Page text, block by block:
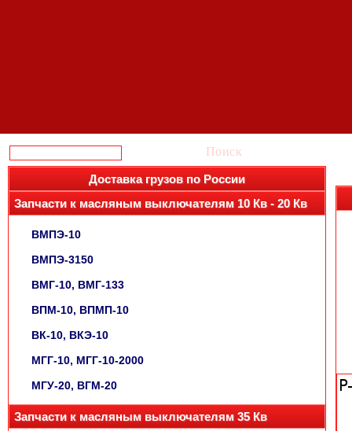
Поиск
Доставка грузов по России
Запчасти к масляным выключателям 10 Кв - 20 Кв
ВМПЭ-10
ВМПЭ-3150
ВМГ-10, ВМГ-133
ВПМ-10, ВПМП-10
ВК-10, ВКЭ-10
МГГ-10, МГГ-10-2000
МГУ-20, ВГМ-20
Запчасти к масляным выключателям 35 Кв